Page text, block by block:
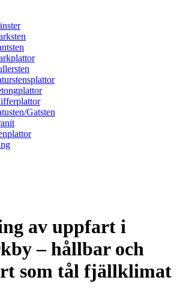
Gatsten
av uppfart i
– hållbar och
som tål fjällklimat